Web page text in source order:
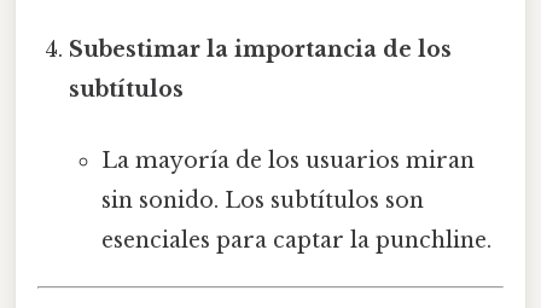
Subestimar la importancia de los
subtítulos
La mayoría de los usuarios miran
sin sonido. Los subtítulos son
esenciales para captar la punchline.